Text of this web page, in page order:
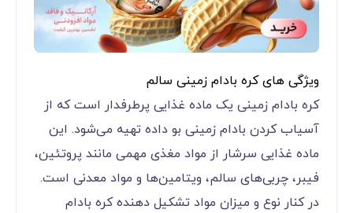
ویژگی‌ های کره بادام زمینی سالم
کره بادام زمینی یک ماده غذایی پرطرفدار است که از
آسیاب کردن بادام زمینی بو داده تهیه می‌شود. این
ماده غذایی سرشار از مواد مغذی مهمی مانند پروتئین،
فیبر، چربی‌های سالم، ویتامین‌ها و مواد معدنی است.
در کنار نوع و میزان مواد تشکیل دهنده کره بادام